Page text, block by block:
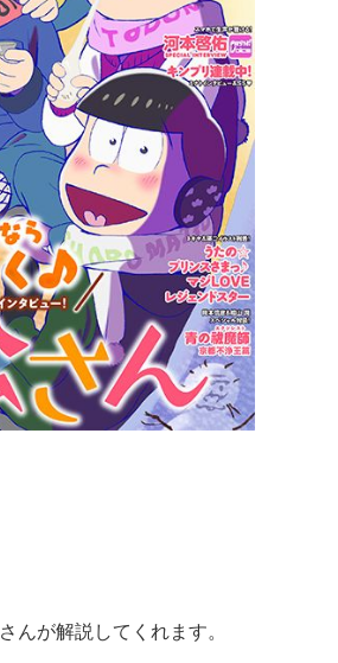
んが解説してくれます。